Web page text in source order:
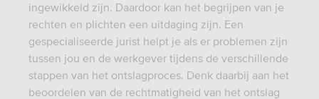
ingewikkeld zijn. Daardoor kan het begrijpen van je
rechten en plichten een uitdaging zijn. Een
gespecialiseerde jurist helpt je als er problemen zijn
tussen jou en de werkgever tijdens de verschillende
stappen van het ontslagproces. Denk daarbij aan het
beoordelen van de rechtmatigheid van het ontslag